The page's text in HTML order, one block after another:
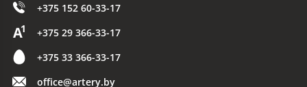
+375 152 60-33-17
+375 29 366-33-17
+375 33 366-33-17
office@artery.by